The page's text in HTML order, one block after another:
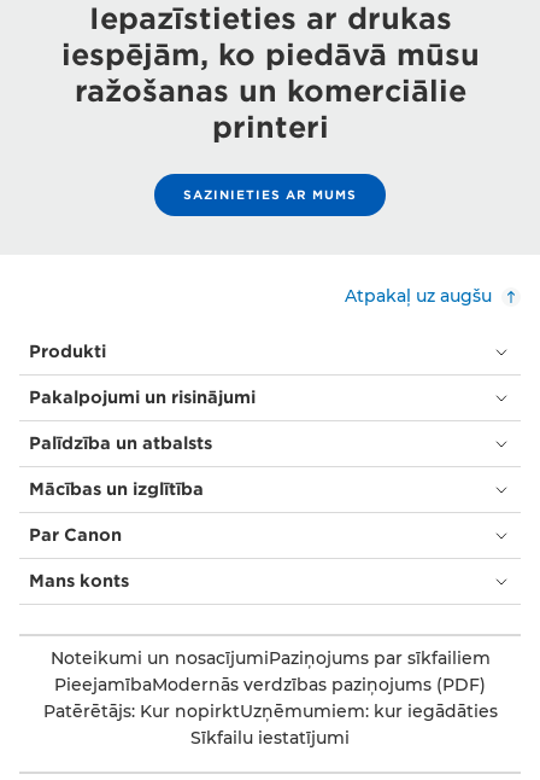
Iepazīstieties ar drukas
iespējām, ko piedāvā mūsu
ražošanas un komerciālie
printeri
SAZINIETIES AR MUMS
Atpakaļ uz augšu
Produkti
Pakalpojumi un risinājumi
Palīdzība un atbalsts
Mācības un izglītība
Par Canon
Mans konts
Noteikumi un nosacījumiPaziņojums par sīkfailiem
PieejamībaModernās verdzības paziņojums (PDF)
Patērētājs: Kur nopirktUzņēmumiem: kur iegādāties
Sīkfailu iestatījumi